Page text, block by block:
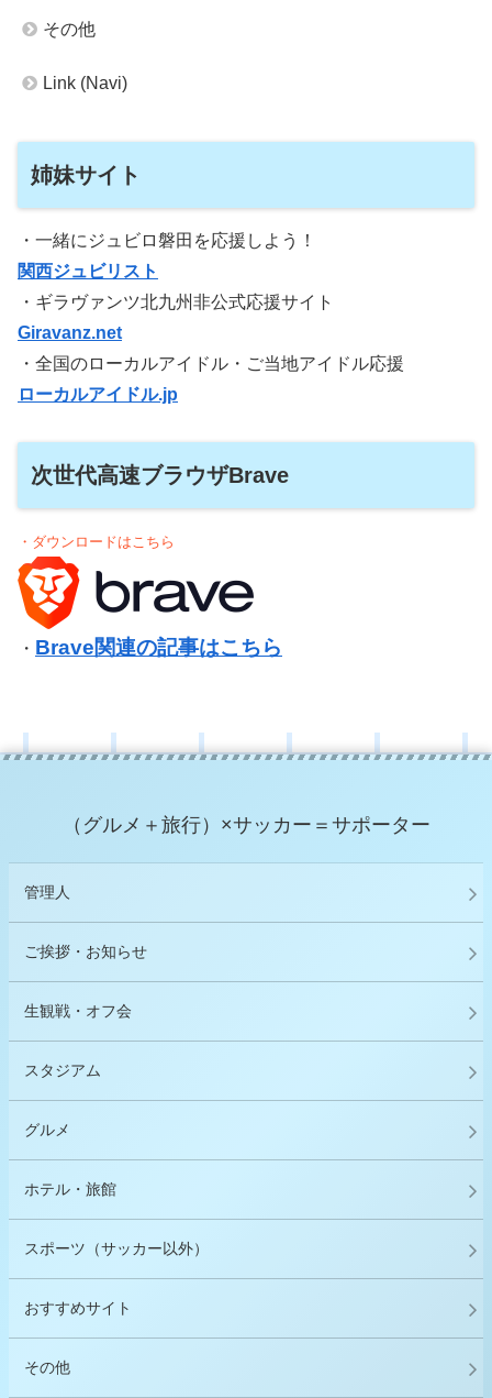
その他
Link (Navi)
姉妹サイト
・一緒にジュビロ磐田を応援しよう！
関西ジュビリスト
・ギラヴァンツ北九州非公式応援サイト
Giravanz.net
・全国のローカルアイドル・ご当地アイドル応援
ローカルアイドル.jp
次世代高速ブラウザBrave
・ダウンロードはこちら
・ Brave関連の記事はこちら
（グルメ＋旅行）×サッカー＝サポーター
管理人
ご挨拶・お知らせ
生観戦・オフ会
スタジアム
グルメ
ホテル・旅館
スポーツ（サッカー以外）
おすすめサイト
その他